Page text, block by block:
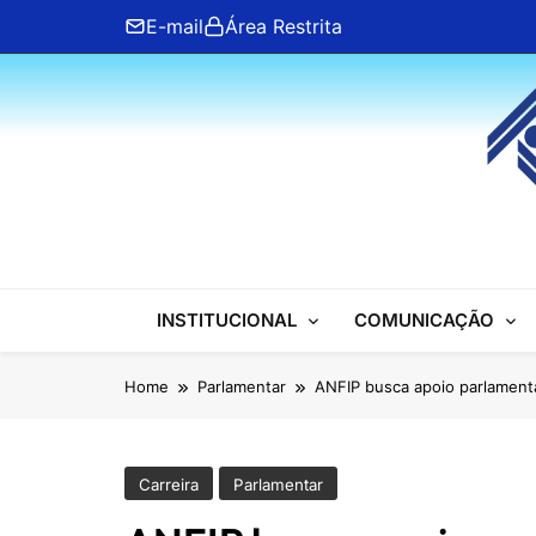
content
E-mail Área Restrita
ANFIP Nacional
INSTITUCIONAL COMUNICAÇÃO
Home Parlamentar ANFIP busca apoio
Carreira Parlamentar